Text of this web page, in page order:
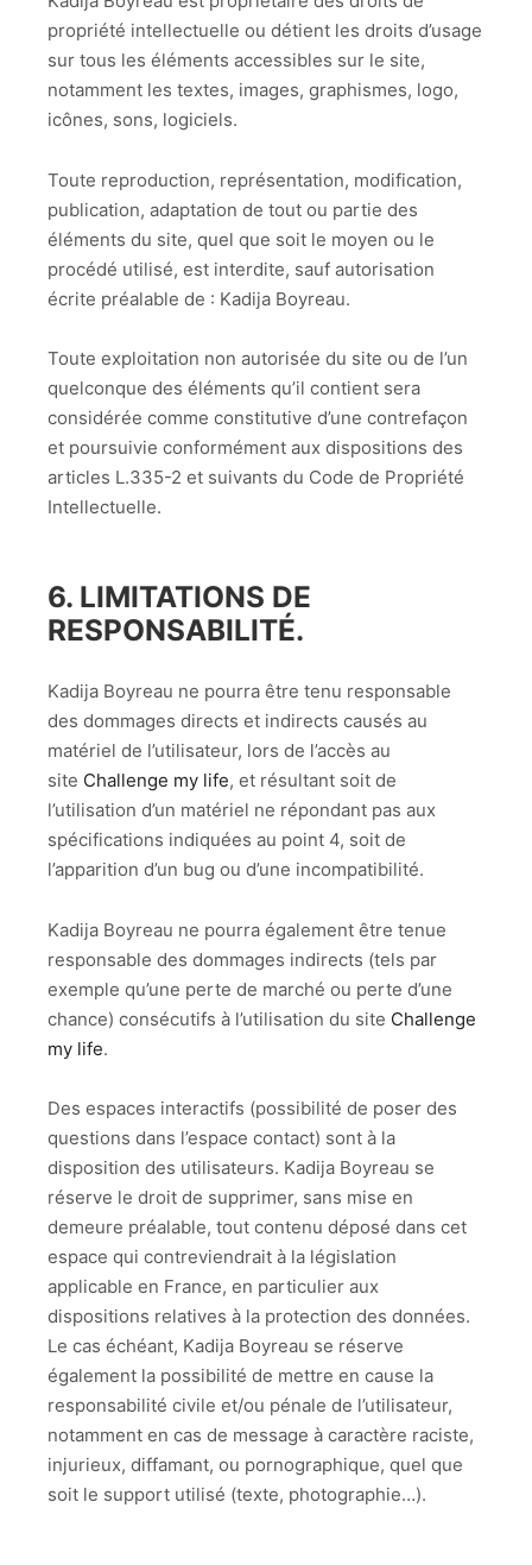
propriété intellectuelle ou détient les droits d’usage
sur tous les éléments accessibles sur le site,
notamment les textes, images, graphismes, logo,
icônes, sons, logiciels.
Toute reproduction, représentation, modification,
publication, adaptation de tout ou partie des
éléments du site, quel que soit le moyen ou le
procédé utilisé, est interdite, sauf autorisation
écrite préalable de : Kadija Boyreau.
Toute exploitation non autorisée du site ou de l’un
quelconque des éléments qu’il contient sera
considérée comme constitutive d’une contrefaçon
et poursuivie conformément aux dispositions des
articles L.335-2 et suivants du Code de Propriété
Intellectuelle.
6. LIMITATIONS DE
RESPONSABILITÉ.
Kadija Boyreau ne pourra être tenu responsable
des dommages directs et indirects causés au
matériel de l’utilisateur, lors de l’accès au
site Challenge my life, et résultant soit de
l’utilisation d’un matériel ne répondant pas aux
spécifications indiquées au point 4, soit de
l’apparition d’un bug ou d’une incompatibilité.
Kadija Boyreau ne pourra également être tenue
responsable des dommages indirects (tels par
exemple qu’une perte de marché ou perte d’une
chance) consécutifs à l’utilisation du site Challenge
my life.
Des espaces interactifs (possibilité de poser des
questions dans l’espace contact) sont à la
disposition des utilisateurs. Kadija Boyreau se
réserve le droit de supprimer, sans mise en
demeure préalable, tout contenu déposé dans cet
espace qui contreviendrait à la législation
applicable en France, en particulier aux
dispositions relatives à la protection des données.
Le cas échéant, Kadija Boyreau se réserve
également la possibilité de mettre en cause la
responsabilité civile et/ou pénale de l’utilisateur,
notamment en cas de message à caractère raciste,
injurieux, diffamant, ou pornographique, quel que
soit le support utilisé (texte, photographie…).